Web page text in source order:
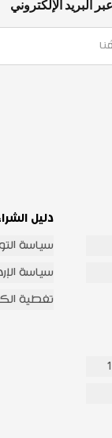
البريد الإلكتروني
دليل
سياسة
سياسة
تغطية